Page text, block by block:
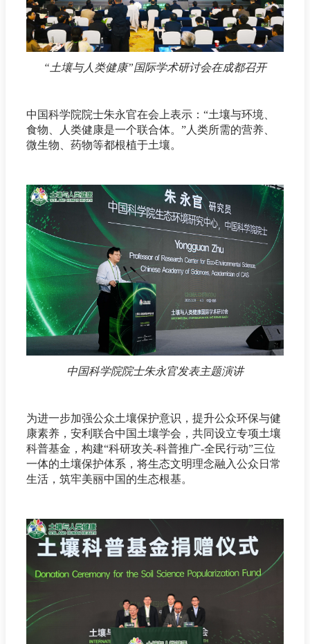
“土壤与人类健康”国际学术研讨会在成都召开
中国科学院院士朱永官在会上表示：“土壤与环境、
食物、人类健康是一个联合体。”人类所需的营养、
微生物、药物等都根植于土壤。
中国科学院院士朱永官发表主题演讲
为进一步加强公众土壤保护意识，提升公众环保与健
康素养，安利联合中国土壤学会，共同设立专项土壤
科普基金，构建“科研攻关-科普推广-全民行动”三位
一体的土壤保护体系，将生态文明理念融入公众日常
生活，筑牢美丽中国的生态根基。